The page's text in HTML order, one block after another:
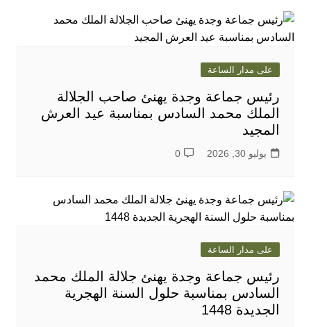
على مدار الساعة
رئيس جماعة وجدة يهنئ صاحب الجلالة
الملك محمد السادس بمناسبة عيد العرش
المجيد
يوليو 30, 2026 0
على مدار الساعة
رئيس جماعة وجدة يهنئ جلالة الملك محمد
السادس بمناسبة حلول السنة الهجرية
الجديدة 1448